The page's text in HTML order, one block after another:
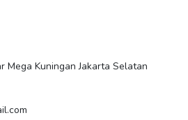
Mega Kuningan Jakarta Selatan